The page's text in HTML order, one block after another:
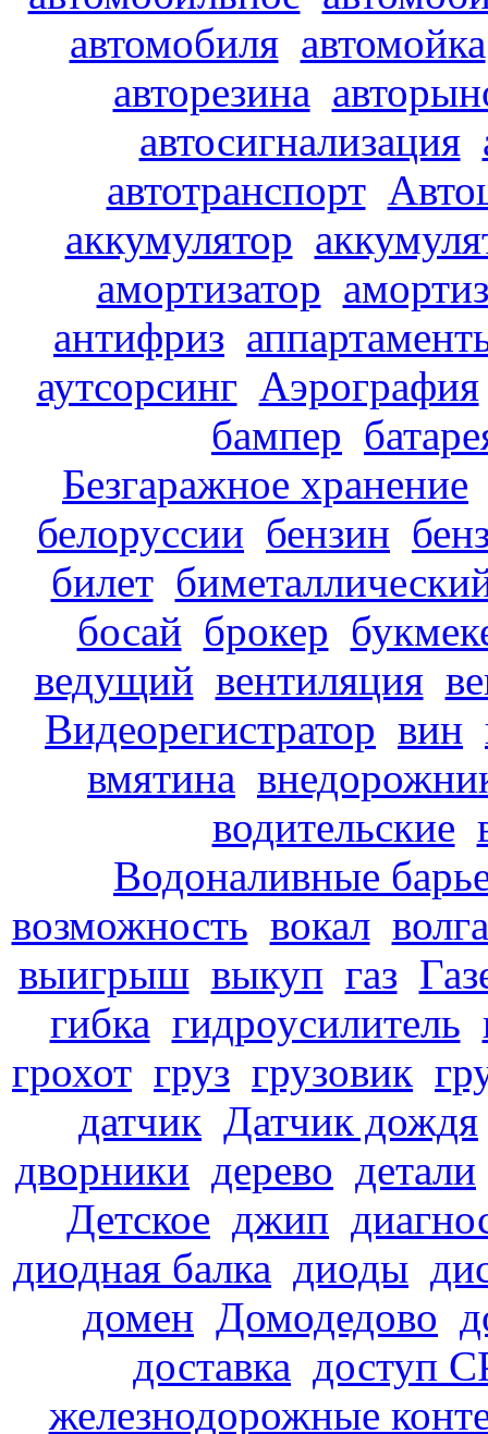
автомобиля автомойка
авторезина
автосигнализация
автотранспорт
аккумулятор
амортизатор
антифриз
аутсорсинг Аэрография
бампер
Безгаражное хранение
белоруссии бензин
билет
босай брокер
ведущий вентиляция
Видеорегистратор вин
вмятина
водительские
Водоналивные
возможность вокал волга
выигрыш выкуп газ
гибка гидроусилитель
грохот груз грузовик
датчик Датчик дождя
дворники дерево детали
Детское джип
диодная балка диоды
домен Домодедово
доставка доступ
железнодорожные